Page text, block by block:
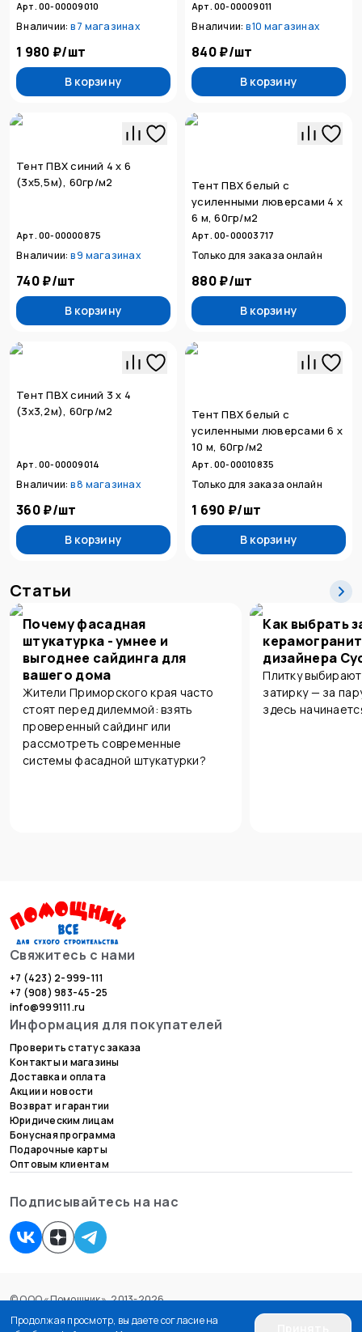
Продолжая просмотр, вы даете согласие на
Арт. 00-00009010
В наличии: в7 магазинах
1 980 ₽/шт
В корзину
Арт. 00-00009011
В наличии: в10 магазинах
840 ₽/шт
В корзину
Тент ПВХ синий 4 х 6
(3х5,5м), 60гр/м2
Арт. 00-00000875
В наличии: в9 магазинах
740 ₽/шт
В корзину
Тент ПВХ белый с
усиленными люверсами 4 х
6 м, 60гр/м2
Арт. 00-00003717
Только для заказа онлайн
880 ₽/шт
В корзину
Тент ПВХ синий 3 х 4
(3х3,2м), 60гр/м2
Арт. 00-00009014
В наличии: в8 магазинах
360 ₽/шт
В корзину
Тент ПВХ белый с
усиленными люверсами 6 х
10 м, 60гр/м2
Арт. 00-00010835
Только для заказа онлайн
1 690 ₽/шт
В корзину
Статьи
Почему фасадная
штукатурка - умнее и
выгоднее сайдинга для
вашего дома
Жители Приморского края часто
стоят перед дилеммой: взять
проверенный сайдинг или
рассмотреть современные
системы фасадной штукатурки?
Как выбрать
дизайнера
Плитку
затирку — за
здесь
Свяжитесь с нами
+7 (423) 2-999-111
+7 (908) 983-45-25
info@999111.ru
Информация для покупателей
Проверить статус заказа
Контакты и магазины
Доставка и оплата
Акции и новости
Возврат и гарантии
Юридическим лицам
Бонусная программа
Подарочные карты
Оптовым клиентам
Подписывайтесь на нас
© ООО «Помощник», 2013-2026.
Согласие на обработку персональных данных
Пользовательское соглашение